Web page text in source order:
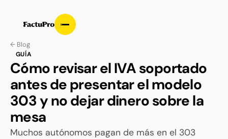
← Blog
GUÍA
Cómo revisar el IVA soportado
antes de presentar el modelo
303 y no dejar dinero sobre la
mesa
Muchos autónomos pagan de más en el 303